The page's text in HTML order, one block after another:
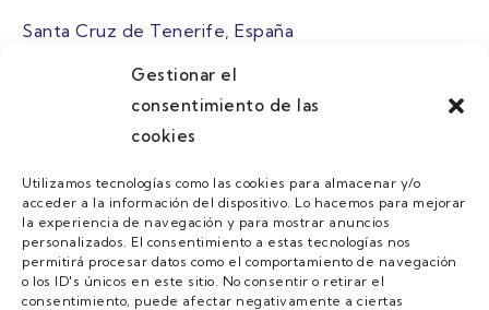
Gestionar el
consentimiento de las
cookies
Utilizamos tecnologías como las cookies para almacenar y/o
acceder a la información del dispositivo. Lo hacemos para mejorar
la experiencia de navegación y para mostrar anuncios
personalizados. El consentimiento a estas tecnologías nos
permitirá procesar datos como el comportamiento de navegación
o los ID's únicos en este sitio. No consentir o retirar el
consentimiento, puede afectar negativamente a ciertas
Santa Cruz de Tenerife, España
atuaire@grupoatuaire.com
+34 638765829
MENU
Quienes Somos
Guias